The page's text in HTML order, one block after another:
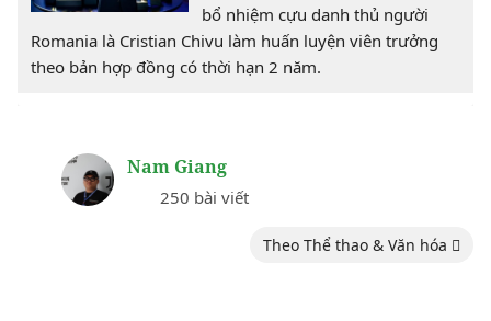
bổ nhiệm cựu danh thủ người
Romania là Cristian Chivu làm huấn luyện viên trưởng
theo bản hợp đồng có thời hạn 2 năm.
Nam Giang
250 bài viết
Theo Thể thao & Văn hóa